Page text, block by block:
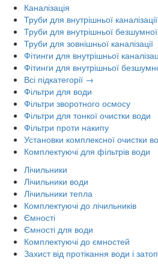
Каналізація
Труби для внутрішньої каналізації
Труби для внутрішньої безшумної
Труби для зовнішньої каналізації
Фітинги для внутрішньої
Фітинги для внутрішньої
Всі підкатегорії →
Фільтри для води
Фільтри зворотного осмосу
Фільтри для тонкої очистки води
Фільтри проти накипу
Установки комплексної очистки
Комплектуючі для фільтрів води
Лічильники
Лічильники води
Лічильники тепла
Комплектуючі до лічильників
Ємності
Ємності для води
Комплектуючі до ємностей
Захист від протікання води і